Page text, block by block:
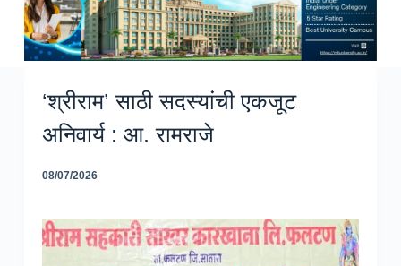
‘श्रीराम’ साठी सदस्यांची एकजूट
अनिवार्य : आ. रामराजे
08/07/2026